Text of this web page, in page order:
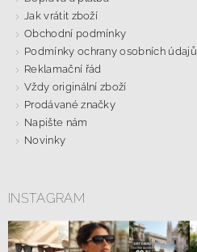
Jak vrátit zboží
Obchodní podmínky
Podmínky ochrany osobních údajů
Reklamační řád
Vždy originální zboží
Prodávané značky
Napište nám
Novinky
INSTAGRAM